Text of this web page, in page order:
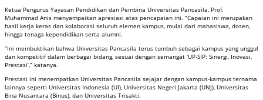
Ketua Pengurus Yayasan Pendidikan dan Pembina Universitas Pancasila, Prof.
Muhammad Anis menyampaikan apresiasi atas pencapaian ini. “Capaian ini merupakan
hasil kerja keras dan kolaborasi seluruh elemen kampus, mulai dari mahasiswa, dosen,
hingga tenaga kependidikan serta alumni.
“Ini membuktikan bahwa Universitas Pancasila terus tumbuh sebagai kampus yang unggul
dan kompetitif dalam berbagai bidang, sesuai dengan semangat ‘UP-SIP: Sinergi, Inovasi,
Prestasi’,” katanya.
Prestasi ini menempatkan Universitas Pancasila sejajar dengan kampus-kampus ternama
lainnya seperti Universitas Indonesia (UI), Universitas Negeri Jakarta (UNJ), Universitas
Bina Nusantara (Binus), dan Universitas Trisakti.